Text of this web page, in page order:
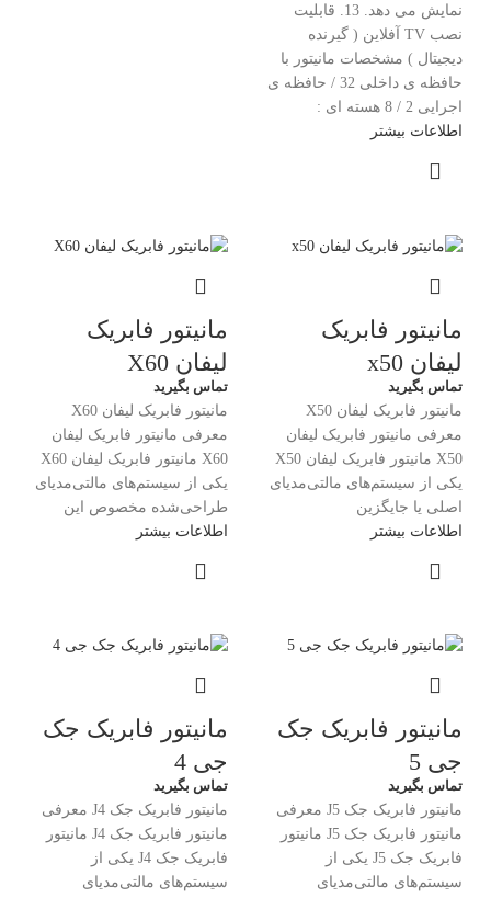
نمایش می دهد. 13. قابلیت
نصب TV آفلاین ( گیرنده
دیجیتال ) مشخصات مانیتور با
حافظه ی داخلی 32 / حافظه ی
اجرایی 2 / 8 هسته ای :
اطلاعات بیشتر
مانیتور فابریک
لیفان x50
تماس بگیرید
مانیتور فابریک لیفان X50
معرفی مانیتور فابریک لیفان
X50 مانیتور فابریک لیفان X50
یکی از سیستم‌های مالتی‌مدیای
اصلی یا جایگزین
اطلاعات بیشتر
مانیتور فابریک
لیفان X60
تماس بگیرید
مانیتور فابریک لیفان X60
معرفی مانیتور فابریک لیفان
X60 مانیتور فابریک لیفان X60
یکی از سیستم‌های مالتی‌مدیای
طراحی‌شده مخصوص این
اطلاعات بیشتر
مانیتور فابریک جک
جی 5
تماس بگیرید
مانیتور فابریک جک J5 معرفی
مانیتور فابریک جک J5 مانیتور
فابریک جک J5 یکی از
سیستم‌های مالتی‌مدیای
مانیتور فابریک جک
جی 4
تماس بگیرید
مانیتور فابریک جک J4 معرفی
مانیتور فابریک جک J4 مانیتور
فابریک جک J4 یکی از
سیستم‌های مالتی‌مدیای